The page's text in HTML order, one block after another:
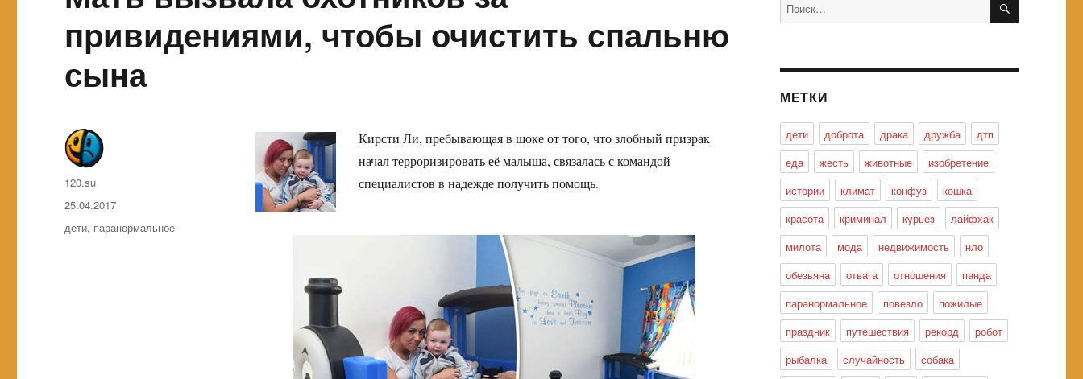
привидениями, чтобы очистить спальню
сына
Кирсти Ли, пребывающая в шоке от того, что злобный призрак
начал терроризировать её малыша, связалась с командой
специалистов в надежде получить помощь.
Автор
120.su
Опубликовано
25.04.2017
Метки
дети, паранормальное
МЕТКИ
дети доброта драка дружба
дтп
еда
жесть животные
изобретение
истории
климат конфуз
кошка
красота
криминал курьез
лайфхак
милота
мода недвижимость
нло
обезьяна
отвага отношения
панда
паранормальное
повезло
пожилые
праздник
путешествия рекорд
робот
рыбалка
случайность
собака